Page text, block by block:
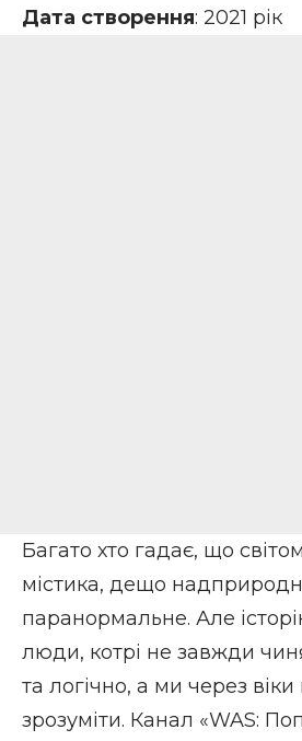
Дата створення: 2021 рік
Багато хто гадає, що
містика, дещо
паранормальне. Але
люди, котрі не завжди
та логічно, а ми через
зрозуміти. Канал «WAS: